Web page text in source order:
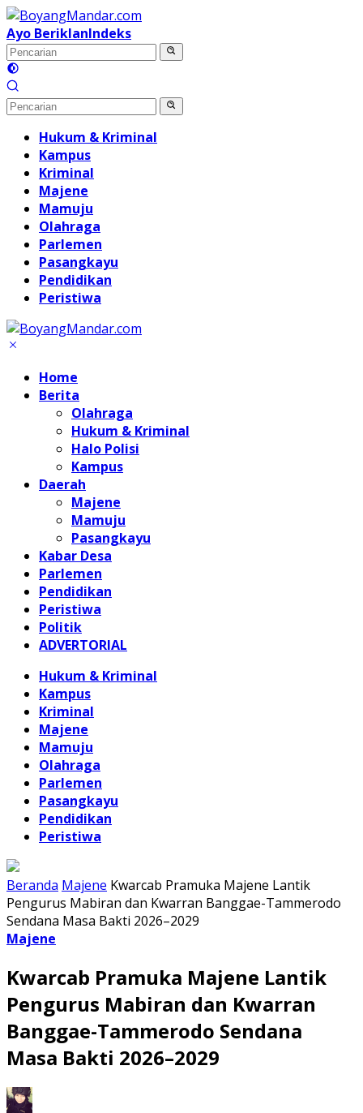
Langsung
ke
konten
Ayo BeriklanIndeks
Hukum & Kriminal
Kampus
Kriminal
Majene
Mamuju
Olahraga
Parlemen
Pasangkayu
Pendidikan
Peristiwa
Home
Berita
Olahraga
Hukum & Kriminal
Halo Polisi
Kampus
Daerah
Majene
Mamuju
Pasangkayu
Kabar Desa
Parlemen
Pendidikan
Peristiwa
Politik
ADVERTORIAL
Hukum & Kriminal
Kampus
Kriminal
Majene
Mamuju
Olahraga
Parlemen
Pasangkayu
Pendidikan
Peristiwa
Beranda Majene Kwarcab Pramuka Majene Lantik
Pengurus Mabiran dan Kwarran Banggae-Tammerodo
Sendana Masa Bakti 2026–2029
Majene
Kwarcab Pramuka Majene Lantik
Pengurus Mabiran dan Kwarran
Banggae-Tammerodo Sendana
Masa Bakti 2026–2029